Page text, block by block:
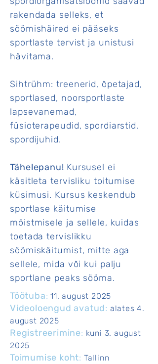
rakendada selleks, et
söömishäired ei pääseks
sportlaste tervist ja unistusi
hävitama.
Sihtrühm: treenerid, õpetajad,
sportlased, noorsportlaste
lapsevanemad,
füsioterapeudid, spordiarstid,
spordijuhid.
Tähelepanu! Kursusel ei
käsitleta tervisliku toitumise
küsimusi. Kursus keskendub
sportlase käitumise
mõistmisele ja sellele, kuidas
toetada tervislikku
söömiskäitumist, mitte aga
sellele, mida või kui palju
sportlane peaks sööma.
Töötuba: 11. august 2025
Videoloengud avatud: alates 4.
august 2025
Registreerimine: kuni 3. august
2025
Toimumise koht: Tallinn